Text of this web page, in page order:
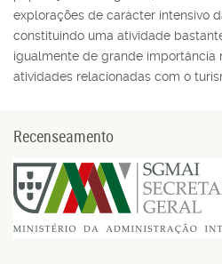
explorações de carácter intensivo
constituindo uma atividade
igualmente de grande importância
atividades relacionadas com o
Recenseamento